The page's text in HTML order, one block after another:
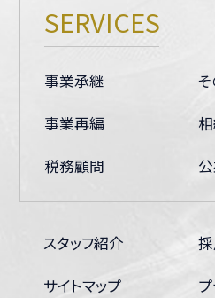
SERVICES
事業承継
事業再編
税務顧問
スタッフ紹介
サイトマップ